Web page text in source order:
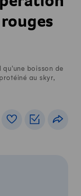
boisson de
au skyr,
Livre de recettes
Listes de